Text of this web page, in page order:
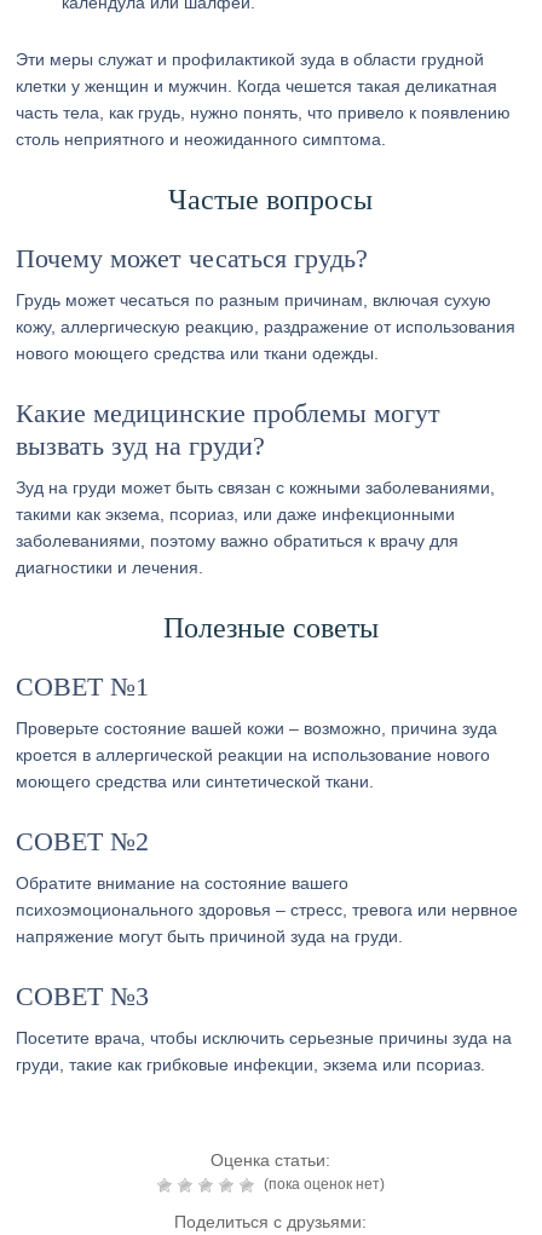
Эти меры служат и профилактикой зуда в области грудной
клетки у женщин и мужчин. Когда чешется такая деликатная
часть тела, как грудь, нужно понять, что привело к появлению
столь неприятного и неожиданного симптома.
Частые вопросы
Почему может чесаться грудь?
Грудь может чесаться по разным причинам, включая сухую
кожу, аллергическую реакцию, раздражение от использования
нового моющего средства или ткани одежды.
Какие медицинские проблемы могут
вызвать зуд на груди?
Зуд на груди может быть связан с кожными заболеваниями,
такими как экзема, псориаз, или даже инфекционными
заболеваниями, поэтому важно обратиться к врачу для
диагностики и лечения.
Полезные советы
СОВЕТ №1
Проверьте состояние вашей кожи – возможно, причина зуда
кроется в аллергической реакции на использование нового
моющего средства или синтетической ткани.
СОВЕТ №2
Обратите внимание на состояние вашего
психоэмоционального здоровья – стресс, тревога или нервное
напряжение могут быть причиной зуда на груди.
СОВЕТ №3
Посетите врача, чтобы исключить серьезные причины зуда на
груди, такие как грибковые инфекции, экзема или псориаз.
Оценка статьи:
(пока оценок нет)
Поделиться с друзьями: